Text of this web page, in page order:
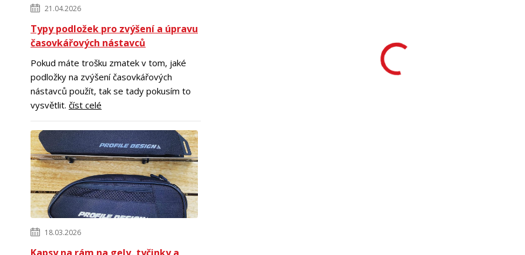
21.04.2026
Typy podložek pro zvýšení a úpravu
časovkářových nástavců
Pokud máte trošku zmatek v tom, jaké
podložky na zvýšení časovkářových
nástavců použít, tak se tady pokusím to
vysvětlit. číst celé
18.03.2026